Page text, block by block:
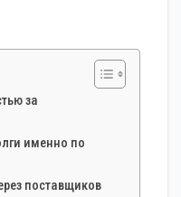
за
именно по
поставщиков